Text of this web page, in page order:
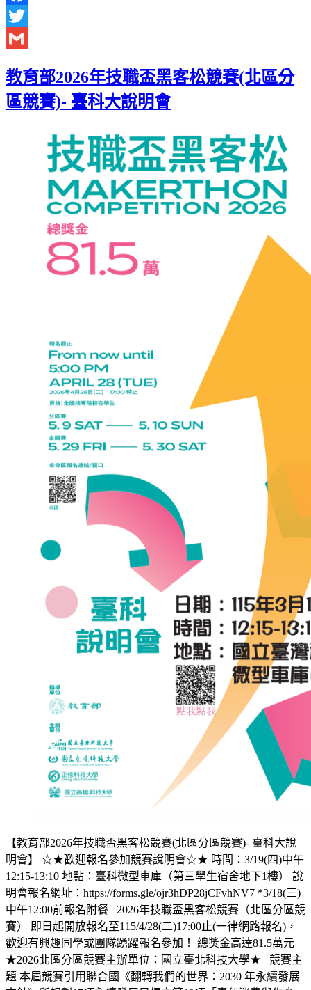
Facebook
Twitter
教育部2026年技職盃黑客松競賽(北區分
區競賽)- 臺科大說明會
【教育部2026年技職盃黑客松競賽(北區分區競賽)- 臺科大說
明會】 ☆★歡迎報名參加競賽說明會☆★ 時間：3/19(四)中午
12:15-13:10 地點：臺科微型車庫（第三學生宿舍地下1樓） 說
明會報名網址：https://forms.gle/ojr3hDP28jCFvhNV7 *3/18(三)
中午12:00前報名附餐 2026年技職盃黑客松競賽（北區分區競
賽） 即日起開放報名至115/4/28(二)17:00止(一律網路報名)，
歡迎有興趣同學或團隊踴躍報名參加！ 總獎金高達81.5萬元
★2026北區分區競賽主辦單位：國立臺北科技大學★ 競賽主
題 本屆競賽引用聯合國《翻轉我們的世界：2030 年永續發展